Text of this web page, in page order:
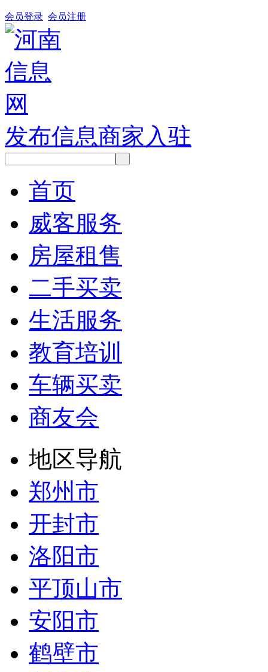
会员登录 会员注册
发布信息商家入驻
首页
威客服务
房屋租售
二手买卖
生活服务
教育培训
车辆买卖
商友会
地区导航
郑州市
开封市
洛阳市
平顶山市
安阳市
鹤壁市